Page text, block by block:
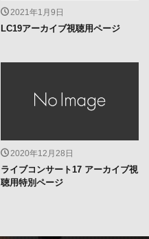
2021年1月9日
LC19アーカイブ視聴用ページ
2020年12月28日
ライブコンサート17 アーカイブ視
聴用特別ページ